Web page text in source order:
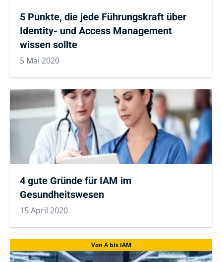
5 Punkte, die jede Führungskraft über
Identity- und Access Management
wissen sollte
5 Mai 2020
4 gute Gründe für IAM im
Gesundheitswesen
15 April 2020
Von A bis IAM